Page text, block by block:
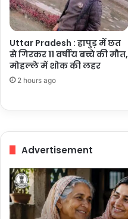
Uttar Pradesh : हापुड़ में छत
से गिरकर 11 वर्षीय बच्चे की मौत,
मोहल्ले में शोक की लहर
2 hours ago
Advertisement